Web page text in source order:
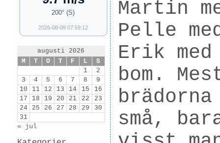
200° (S)
2026-08-09 07:59:12
augusti 2026
M
T O T F L
S
1
2
3
4 5 6 7 8
9
10
11 12 13 14 15
16
17
18 19 20 21 22
23
24
25 26 27 28 29
30
31
« jul
Martin
Pelle
Erik med
bom.
brädorna
små,